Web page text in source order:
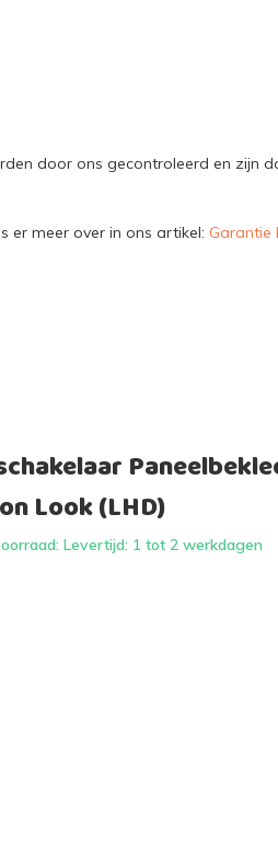
door ons gecontroleerd en zijn
er meer over in ons artikel: Garantie
Look (LHD)
Levertijd: 1 tot 2 werkdagen